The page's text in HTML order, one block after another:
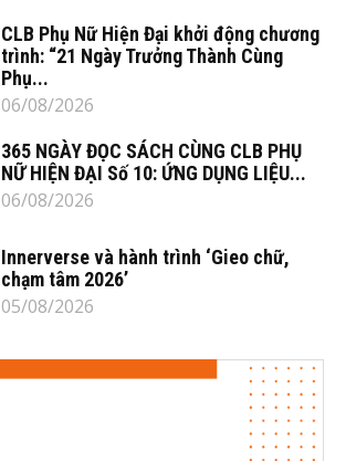
CLB Phụ Nữ Hiện Đại khởi động chương
trình: “21 Ngày Trưởng Thành Cùng
Phụ...
06/08/2026
365 NGÀY ĐỌC SÁCH CÙNG CLB PHỤ
NỮ HIỆN ĐẠI Số 10: ỨNG DỤNG LIỆU...
06/08/2026
Innerverse và hành trình ‘Gieo chữ,
chạm tâm 2026’
05/08/2026